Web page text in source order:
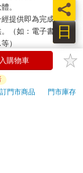
。
提供即為完成之線
（如：電子書、電
）
衣褲、刮鬍刀、除毛
豫期（含例假
受單獨退貨）必須
日
員